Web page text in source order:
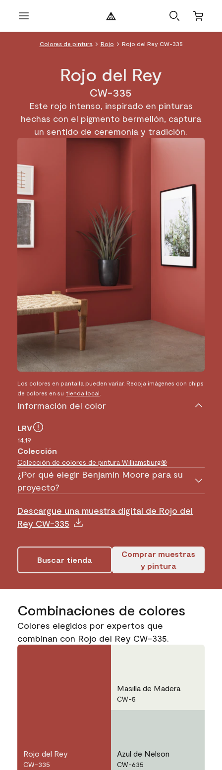
Colores de pintura Rojo Rojo del Rey CW-335
Rojo del Rey
CW-335
Este rojo intenso, inspirado en pinturas
hechas con el pigmento bermellón, captura
un sentido de ceremonia y tradición.
Los colores en pantalla pueden variar. Recoja imágenes con chips
de colores en su tienda local
Información del color
LRV
14.19
Colección
Colección de colores de pintura Williamsburg®
¿Por qué elegir Benjamin Moore para su
proyecto?
Descargue una muestra digital de Rojo del
Rey CW-335
Buscar tienda
Comprar muestras
y pintura
Combinaciones de colores
Colores elegidos por expertos que
combinan con Rojo del Rey CW-335.
Rojo del Rey
CW-335
Masilla de Madera
CW-5
Azul de Nelson
CW-635